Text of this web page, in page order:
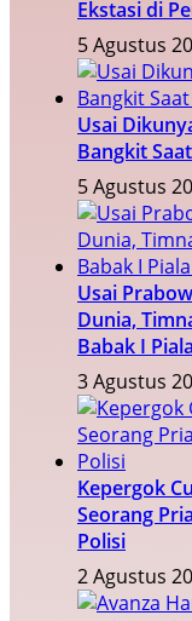
Ekstasi di
5 Agustus
Usai
Bangkit
5 Agustus
Usai
Dunia,
Babak I
3 Agustus
Kepergok
Seorang
Polisi
2 Agustus